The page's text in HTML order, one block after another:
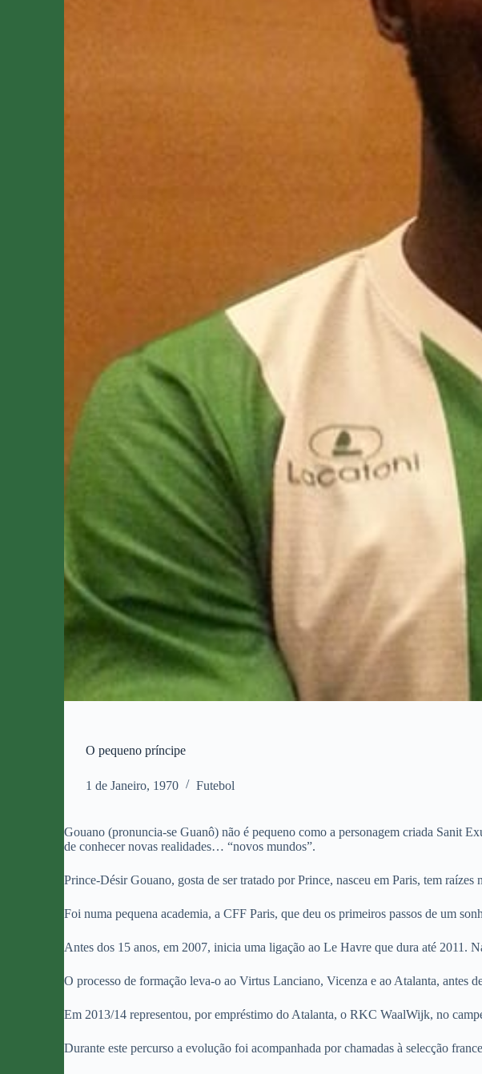
O pequeno príncipe
1 de Janeiro, 1970 Futebol
Gouano (pronuncia-se Guanô) não é pequeno como a personagem criada Sanit
de conhecer novas realidades… “novos mundos”.
Prince-Désir Gouano, gosta de ser tratado por Prince, nasceu em Paris, tem raízes
Foi numa pequena academia, a CFF Paris, que deu os primeiros passos de um
Antes dos 15 anos, em 2007, inicia uma ligação ao Le Havre que dura até 2011.
O processo de formação leva-o ao Virtus Lanciano, Vicenza e ao Atalanta, antes
Em 2013/14 representou, por empréstimo do Atalanta, o RKC WaalWijk, no
Durante este percurso a evolução foi acompanhada por chamadas à selecção